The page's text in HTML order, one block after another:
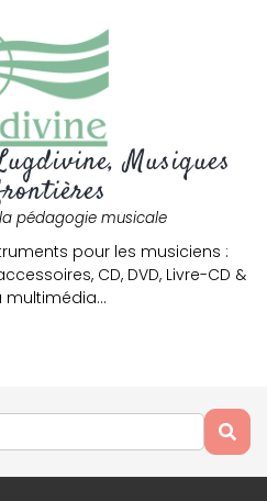
Musiques
pédagogie musicale
pour les musiciens :
CD, DVD, Livre-CD &
multimédia…
really want to win a huge